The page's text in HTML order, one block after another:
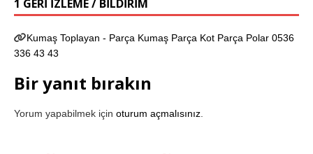
1 GERI IZLEME / BILDIRIM
Kumaş Toplayan - Parça Kumaş Parça Kot Parça Polar 0536
336 43 43
Bir yanıt bırakın
Yorum yapabilmek için oturum açmalısınız.